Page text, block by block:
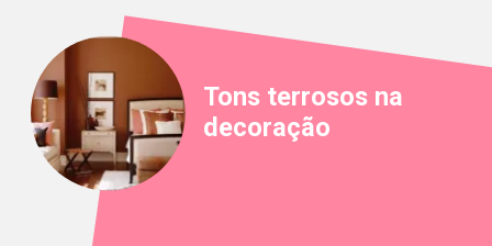
Tons terrosos na
decoração